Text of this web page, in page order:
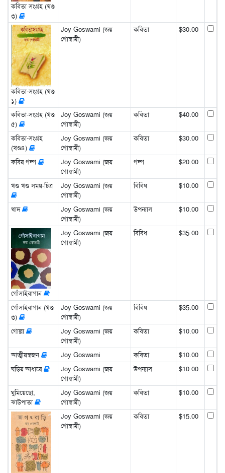
কবিতা সংগ্রহ (খণ্ড
৩)
কবিতা-সংগ্রহ (খণ্ড
১)
Joy Goswami (জয়
গোস্বামী)
কবিতা $30.00
কবিতা-সংগ্রহ (খণ্ড
৫)
Joy Goswami (জয়
গোস্বামী)
কবিতা $40.00
কবিতা-সংগ্রহ
(খণ্ড৪)
Joy Goswami (জয়
গোস্বামী)
কবিতা $30.00
কবির গল্প
Joy Goswami (জয়
গোস্বামী)
গল্প $20.00
খণ্ড খণ্ড সময়-চিত্র
Joy Goswami (জয়
গোস্বামী)
বিবিধ $10.00
খাদ
Joy Goswami (জয়
গোস্বামী)
উপন্যাস $10.00
গোঁসাইবাগান
Joy Goswami (জয়
গোস্বামী)
বিবিধ $35.00
গোঁসাইবাগান (খণ্ড
৩)
Joy Goswami (জয়
গোস্বামী)
বিবিধ $35.00
গোল্লা
Joy Goswami (জয়
গোস্বামী)
কবিতা $10.00
আত্মীয়স্বজন Joy Goswami কবিতা
$10.00
ঘড়ির আধারে
Joy Goswami (জয়
গোস্বামী)
উপন্যাস $10.00
ঘুমিয়েছো,
ঝাউপাতা
Joy Goswami (জয়
গোস্বামী)
কবিতা $10.00
Joy Goswami (জয়
গোস্বামী)
কবিতা $15.00